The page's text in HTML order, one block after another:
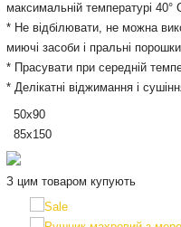
максимальній температурі 40°
* Не відбілювати, не можна
миючі засоби і пральні
* Прасувати при середній
* Делікатні віджимання і
50х90
85х150
З цим товаром купують